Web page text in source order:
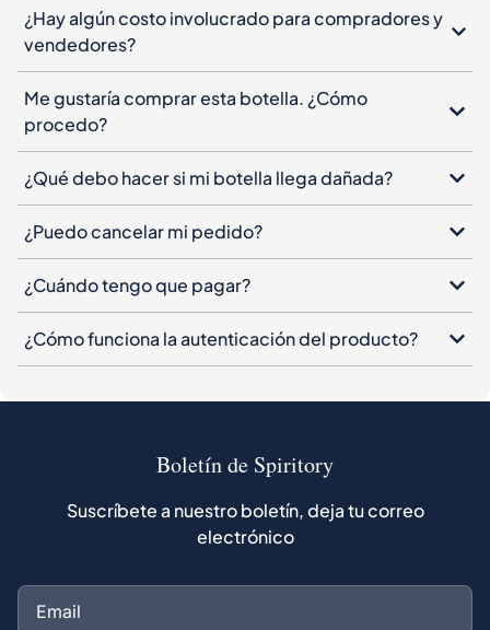
¿Hay algún costo involucrado para compradores y
vendedores?
Me gustaría comprar esta botella. ¿Cómo
procedo?
¿Qué debo hacer si mi botella llega dañada?
¿Puedo cancelar mi pedido?
¿Cuándo tengo que pagar?
¿Cómo funciona la autenticación del producto?
Boletín de Spiritory
Suscríbete a nuestro boletín, deja tu correo
electrónico